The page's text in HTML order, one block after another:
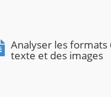
Analyser les
texte et des images